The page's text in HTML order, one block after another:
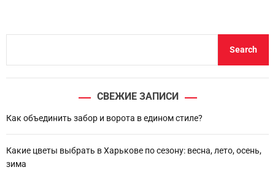
h
Search
СВЕЖИЕ ЗАПИСИ
Как объединить забор и ворота в едином стиле?
Какие цветы выбрать в Харькове по сезону: весна, лето, осень,
зима